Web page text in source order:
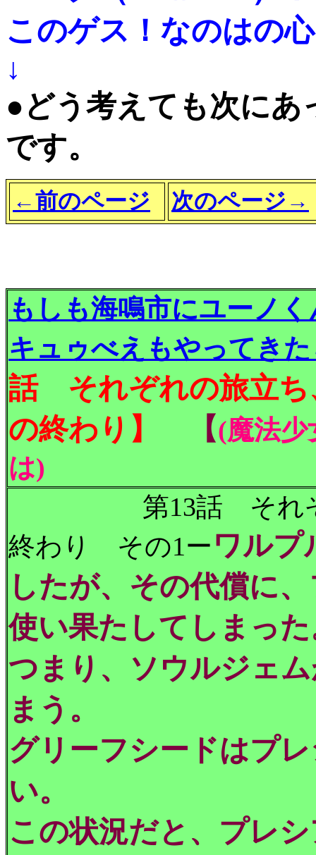
このゲス！なのはの
↓
●どう考えても次にあ
です。
←前のページ 次のページ→
もしも海鳴市にユーノ
キュゥべえもやってき
話 それぞれの旅立ち
の終わり 】 【(魔法
は)
第13話 それぞれ
終わり その1ーワルプ
したが、その代償に
使い果たしてしまっ
つまり、ソウルジェ
まう。
グリーフシードはプ
い。
この状況だと、プレ